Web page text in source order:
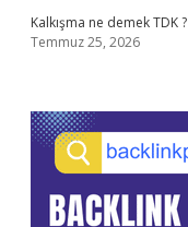
Kalkışma ne demek TDK ?
Temmuz 25, 2026